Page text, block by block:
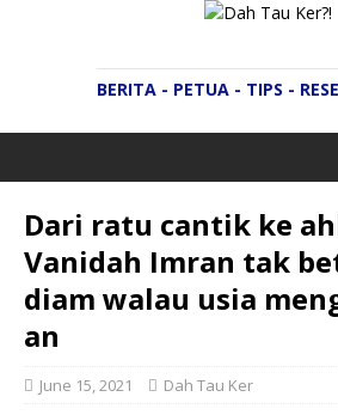
BERITA - PETUA - TIPS -
Dari ratu cantik ke
Vanidah Imran tak
diam walau usia
an
June 15, 2021 Dah Tau Ker